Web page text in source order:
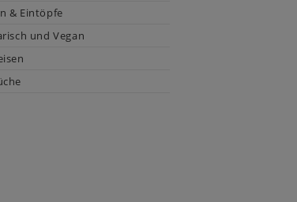
& Eintöpfe
und Vegan